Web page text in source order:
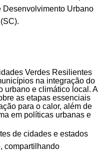
Urbano
Verdes Resilientes
na integração do
urbano e climático local. A
as etapas essenciais
para o calor, além de
em políticas urbanas e
de cidades e estados
compartilhando